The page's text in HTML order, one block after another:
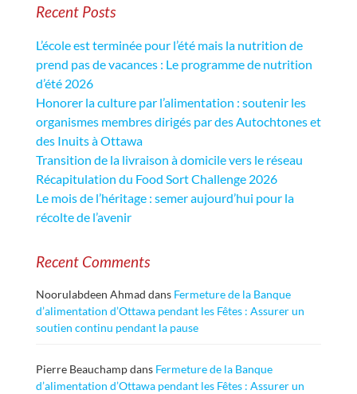
Recent Posts
L’école est terminée pour l’été mais la nutrition de
prend pas de vacances : Le programme de nutrition
d’été 2026
Honorer la culture par l’alimentation : soutenir les
organismes membres dirigés par des Autochtones et
des Inuits à Ottawa
Transition de la livraison à domicile vers le réseau
Récapitulation du Food Sort Challenge 2026
Le mois de l’héritage : semer aujourd’hui pour la
récolte de l’avenir
Recent Comments
Noorulabdeen Ahmad dans Fermeture de la Banque
d’alimentation d’Ottawa pendant les Fêtes : Assurer un
soutien continu pendant la pause
Pierre Beauchampdans Fermeture de la Banque
d’alimentation d’Ottawa pendant les Fêtes : Assurer un